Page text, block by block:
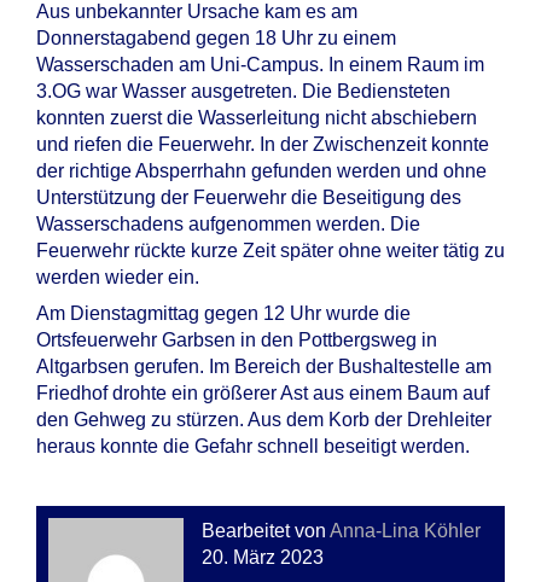
Aus unbekannter Ursache kam es am
Donnerstagabend gegen 18 Uhr zu einem
Wasserschaden am Uni-Campus. In einem Raum im
3.OG war Wasser ausgetreten. Die Bediensteten
konnten zuerst die Wasserleitung nicht abschiebern
und riefen die Feuerwehr. In der Zwischenzeit konnte
der richtige Absperrhahn gefunden werden und ohne
Unterstützung der Feuerwehr die Beseitigung des
Wasserschadens aufgenommen werden. Die
Feuerwehr rückte kurze Zeit später ohne weiter tätig zu
werden wieder ein.
Am Dienstagmittag gegen 12 Uhr wurde die
Ortsfeuerwehr Garbsen in den Pottbergsweg in
Altgarbsen gerufen. Im Bereich der Bushaltestelle am
Friedhof drohte ein größerer Ast aus einem Baum auf
den Gehweg zu stürzen. Aus dem Korb der Drehleiter
heraus konnte die Gefahr schnell beseitigt werden.
Bearbeitet von Anna-Lina Köhler
20. März 2023